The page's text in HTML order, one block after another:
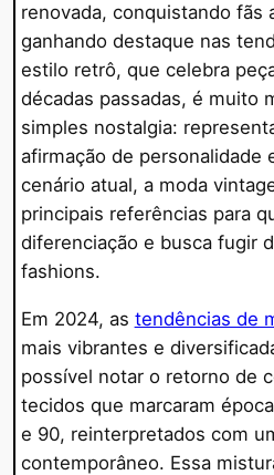
renovada, conquistando fãs
ganhando destaque nas
estilo retrô, que celebra
décadas passadas, é muito
simples nostalgia:
afirmação de personalidade
cenário atual, a moda
principais referências para
diferenciação e busca fugir
fashions.
Em 2024, as tendências de
mais vibrantes e
possível notar o retorno de
tecidos que marcaram
e 90, reinterpretados com
contemporâneo. Essa